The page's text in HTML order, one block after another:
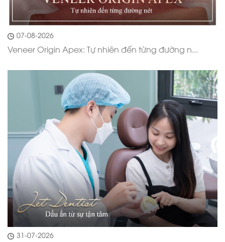
07-08-2026
Veneer Origin Apex: Tự nhiên đến từng đường n...
31-07-2026